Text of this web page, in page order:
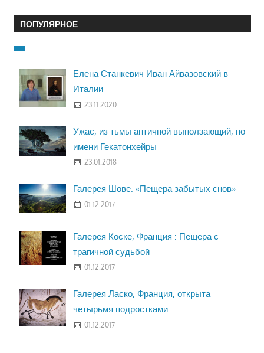
ПОПУЛЯРНОЕ
Елена Станкевич Иван Айвазовский в
Италии
23.11.2020
Ужас, из тьмы античной выползающий, по
имени Гекатонхейры
23.01.2018
Галерея Шове. «Пещера забытых снов»
01.12.2017
Галерея Коске, Франция : Пещера с
трагичной судьбой
01.12.2017
Галерея Ласко, Франция, открыта
четырьмя подростками
01.12.2017